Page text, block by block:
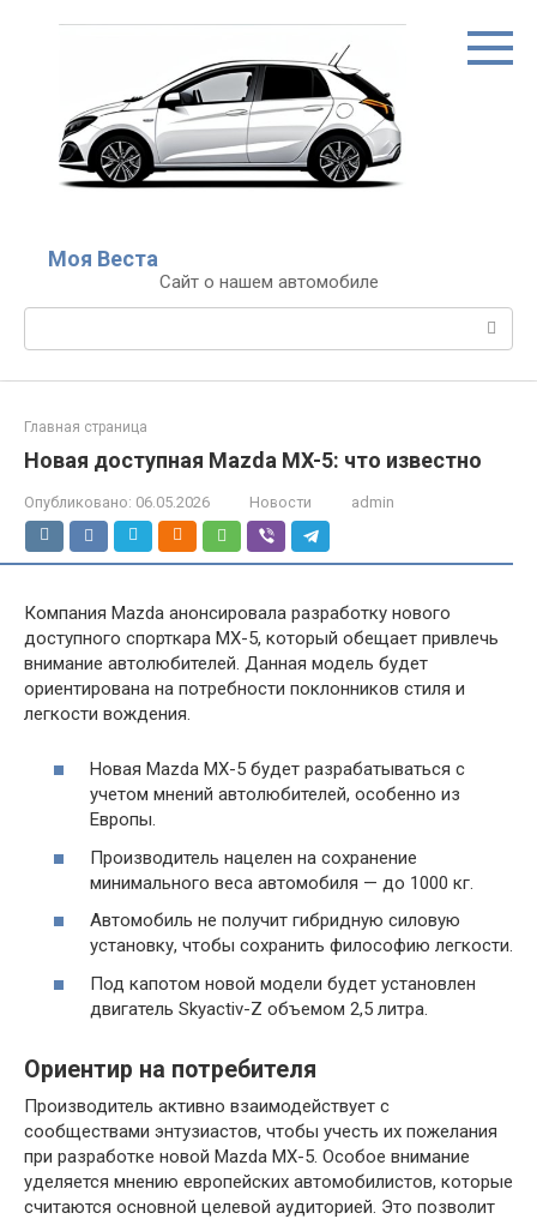
Моя Веста
Сайт о нашем автомобиле
Поиск:
Главная страница
Новая доступная Mazda MX-5: что известно
Опубликовано: 06.05.2026 Новости admin
Компания Mazda анонсировала разработку нового
доступного спорткара MX-5, который обещает привлечь
внимание автолюбителей. Данная модель будет
ориентирована на потребности поклонников стиля и
легкости вождения.
Новая Mazda MX-5 будет разрабатываться с
учетом мнений автолюбителей, особенно из
Европы.
Производитель нацелен на сохранение
минимального веса автомобиля — до 1000 кг.
Автомобиль не получит гибридную силовую
установку, чтобы сохранить философию легкости.
Под капотом новой модели будет установлен
двигатель Skyactiv-Z объемом 2,5 литра.
Ориентир на потребителя
Производитель активно взаимодействует с
сообществами энтузиастов, чтобы учесть их пожелания
при разработке новой Mazda MX-5. Особое внимание
уделяется мнению европейских автомобилистов, которые
считаются основной целевой аудиторией. Это позволит